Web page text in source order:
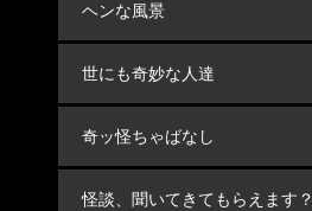
ヘンな風景
世にも奇妙な人達
奇ッ怪ちゃばなし
怪談、聞いてきてもらえます？